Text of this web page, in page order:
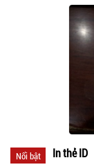
Nổi bật In thẻ ID